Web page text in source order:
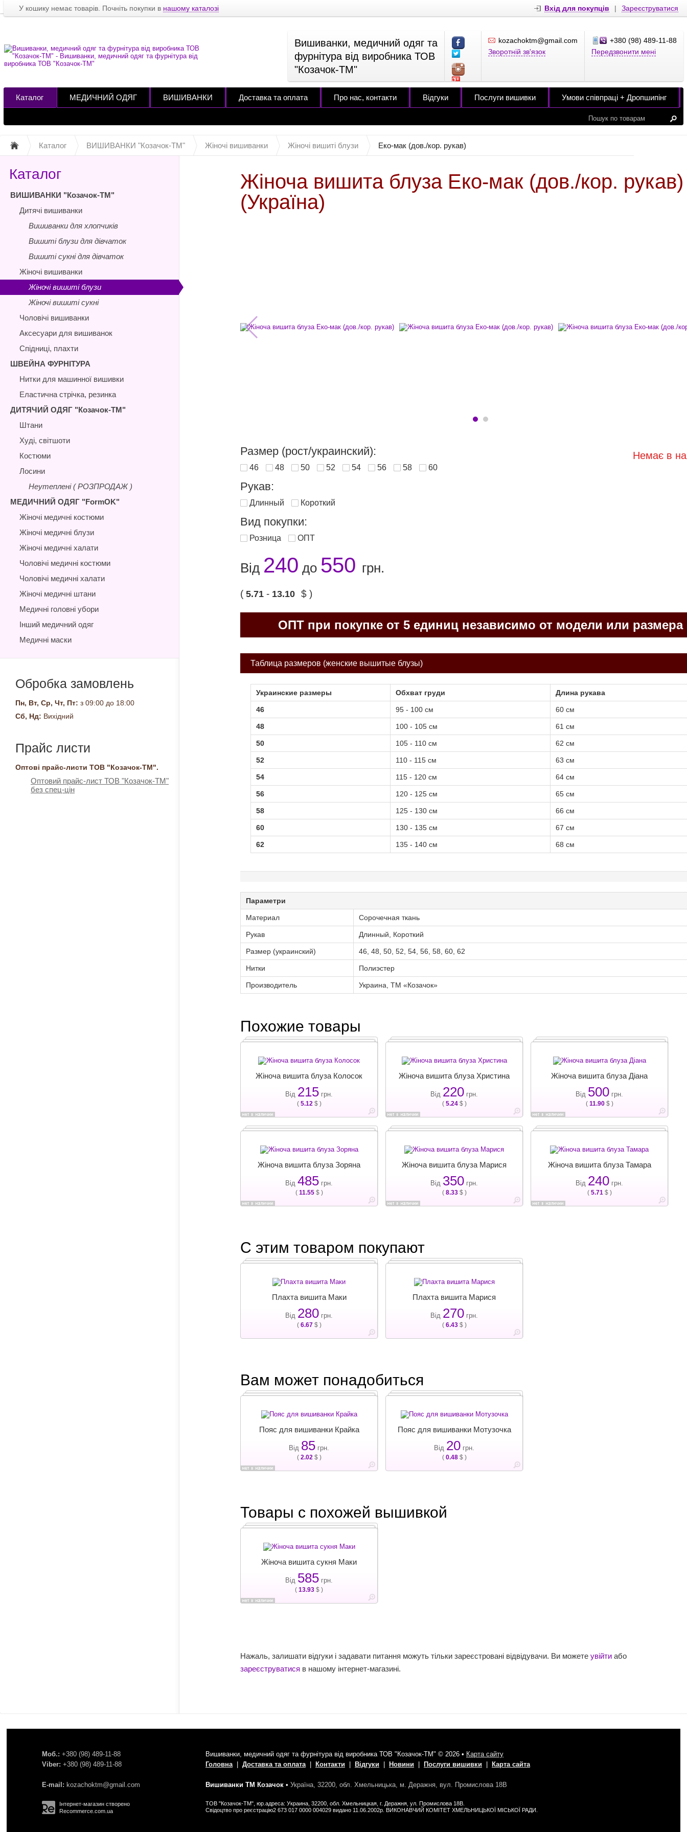
У кошику немає товарів. Почніть покупки в нашому каталозі Вхід для покупців | Зареєструватися
Вишиванки, медичний одяг та
фурнітура від виробника ТОВ
"Козачок-ТМ"
kozachoktm@gmail.com
Зворотній зв'язок
+380 (98) 489-11-88
Передзвонити мені
Каталог МЕДИЧНИЙ ОДЯГ ВИШИВАНКИ Доставка та оплата Про нас, контакти Відгуки Послуги вишивки Умови співпраці + Дропшипінг
Каталог ВИШИВАНКИ "Козачок-ТМ" Жіночі вишиванки Жіночі вишиті блузи Еко-мак (дов./кор. рукав)
Жіноча вишита блуза Еко-мак (дов./кор. рукав)
(Україна)
Размер (рост/украинский):
46 48 50 52 54 56 58 60
Рукав:
Длинный Короткий
Вид покупки:
Розница ОПТ
Від 240 до 550 грн.
( 5.71 - 13.10 $ )
Немає в
ОПТ при покупке от 5 единиц независимо от модели или размера
Таблица размеров (женские вышитые блузы)
Украинские размеры Обхват груди Длина рукава
46 95 - 100 см 60 см
48 100 - 105 см 61 см
50 105 - 110 см 62 см
52 110 - 115 см 63 см
54 115 - 120 см 64 см
56 120 - 125 см 65 см
58 125 - 130 см 66 см
60 130 - 135 см 67 см
62 135 - 140 см 68 см
Параметри
Материал Сорочечная ткань
Рукав Длинный, Короткий
Размер (украинский) 46, 48, 50, 52, 54, 56, 58, 60, 62
Нитки Полиэстер
Производитель Украина, ТМ «Козачок»
Похожие товары
Жіноча вишита блуза Колосок
Від 215 грн.
( 5.12$ )
Жіноча вишита блуза Христина
Від 220 грн.
( 5.24$ )
Жіноча вишита блуза Діана
Від 500 грн.
( 11.90$ )
Жіноча вишита блуза Зоряна
Від 485 грн.
( 11.55$ )
Жіноча вишита блуза Марися
Від 350 грн.
( 8.33$ )
Жіноча вишита блуза Тамара
Від 240 грн.
( 5.71$ )
С этим товаром покупают
Плахта вишита Маки
Від 280 грн.
( 6.67$ )
Плахта вишита Марися
Від 270 грн.
( 6.43$ )
Вам может понадобиться
Пояс для вишиванки Крайка
Від 85 грн.
( 2.02$ )
Пояс для вишиванки Мотузочка
Від 20 грн.
( 0.48$ )
Товары с похожей вышивкой
Жіноча вишита сукня Маки
Від 585 грн.
( 13.93 $ )
Нажаль, залишати відгуки і задавати питання можуть тільки зареєстровані відвідувачи. Ви можете увійти або
зареєструватися в нашому інтернет-магазині.
Каталог
ВИШИВАНКИ "Козачок-ТМ"
Дитячі вишиванки
Вишиванки для хлопчиків
Вишиті блузи для дівчаток
Вишиті сукні для дівчаток
Жіночі вишиванки
Жіночі вишиті блузи
Жіночі вишиті сукні
Чоловічі вишиванки
Аксесуари для вишиванок
Спідниці, плахти
ШВЕЙНА ФУРНІТУРА
Нитки для машинної вишивки
Еластична стрічка, резинка
ДИТЯЧИЙ ОДЯГ "Козачок-ТМ"
Штани
Худі, світшоти
Костюми
Лосини
Неутеплені ( РОЗПРОДАЖ )
МЕДИЧНИЙ ОДЯГ "FormOK"
Жіночі медичні костюми
Жіночі медичні блузи
Жіночі медичні халати
Чоловічі медичні костюми
Чоловічі медичні халати
Жіночі медичні штани
Медичні головні убори
Інший медичний одяг
Медичні маски
Обробка замовлень
Пн, Вт, Ср, Чт, Пт: з 09:00 до 18:00
Сб, Нд: Вихідний
Прайс листи
Оптові прайс-листи ТОВ "Козачок-ТМ".
Оптовий прайс-лист ТОВ "Козачок-ТМ"
без спец-цін
Моб.: +380 (98) 489-11-88
Viber: +380 (98) 489-11-88
E-mail: kozachoktm@gmail.com
Інтернет-магазин створено
Recommerce.com.ua
Вишиванки, медичний одяг та фурнітура від виробника ТОВ "Козачок-ТМ" © 2026 • Карта сайту
Головна| Доставка та оплата| Контакти Відгуки Новини Послуги вишивки Карта сайта
Вишиванки ТМ Козачок• Україна, 32200, обл. Хмельницька, м. Деражня, вул. Промислова 18В
ТОВ "Козачок-ТМ", юр.адреса: Украина, 32200, обл. Хмельницкая, г. Деражня, ул. Промислова 18В.
Свідоцтво про реєстрацію2 673 017 0000 004029 видано 11.06.2002р. ВИКОНАВЧИЙ КОМІТЕТ ХМЕЛЬНИЦЬКОЇ МІСЬКОЇ РАДИ.